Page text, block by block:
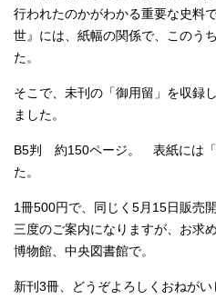
行われたのかがわかる重要な史料
世』には、紙幅の関係で、このう
た。
そこで、未刊の「御用留」を収録
ました。
B5判 約150ページ。 表紙には「
た。
1冊500円で、同じく5月15日販売開
三度のご案内になりますが、お求
博物館、中央図書館で。
新刊3冊、どうぞよろしくおねがい